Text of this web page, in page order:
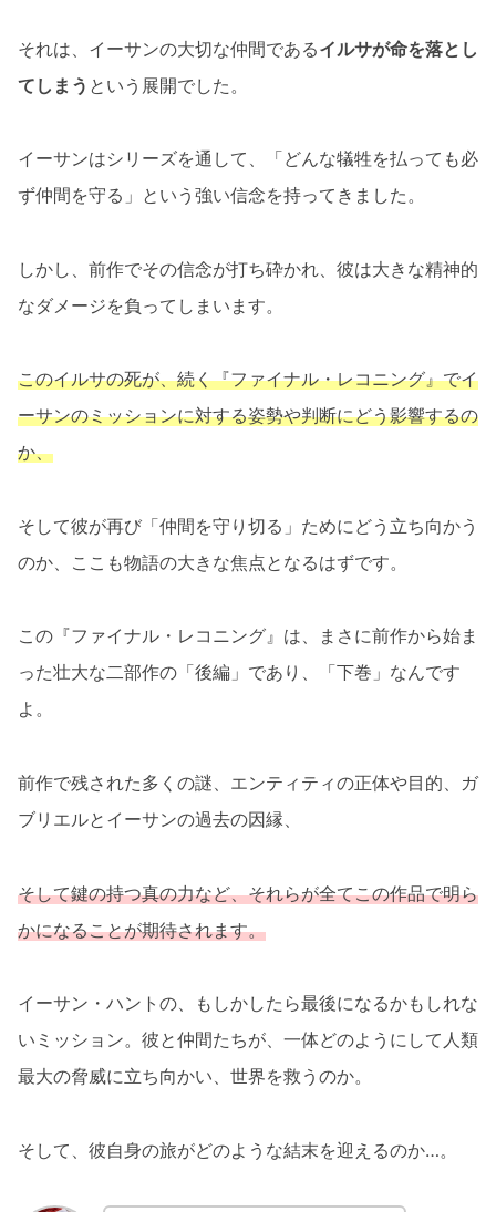
それは、イーサンの大切な仲間であるイルサが命を落とし
てしまう という展開でした。
イーサンはシリーズを通して、「どんな犠牲を払っても必
ず仲間を守る」という強い信念を持ってきました。
しかし、前作でその信念が打ち砕かれ、彼は大きな精神的
なダメージを負ってしまいます。
このイルサの死が、続く『ファイナル・レコニング』でイ
ーサンのミッションに対する姿勢や判断にどう影響するの
か、
そして彼が再び「仲間を守り切る」ためにどう立ち向かう
のか、ここも物語の大きな焦点となるはずです。
この『ファイナル・レコニング』は、まさに前作から始ま
った壮大な二部作の「後編」であり、「下巻」なんです
よ。
前作で残された多くの謎、エンティティの正体や目的、ガ
ブリエルとイーサンの過去の因縁、
そして鍵の持つ真の力など、それらが全てこの作品で明ら
かになることが期待されます。
イーサン・ハントの、もしかしたら最後になるかもしれな
いミッション。彼と仲間たちが、一体どのようにして人類
最大の脅威に立ち向かい、世界を救うのか。
そして、彼自身の旅がどのような結末を迎えるのか…。